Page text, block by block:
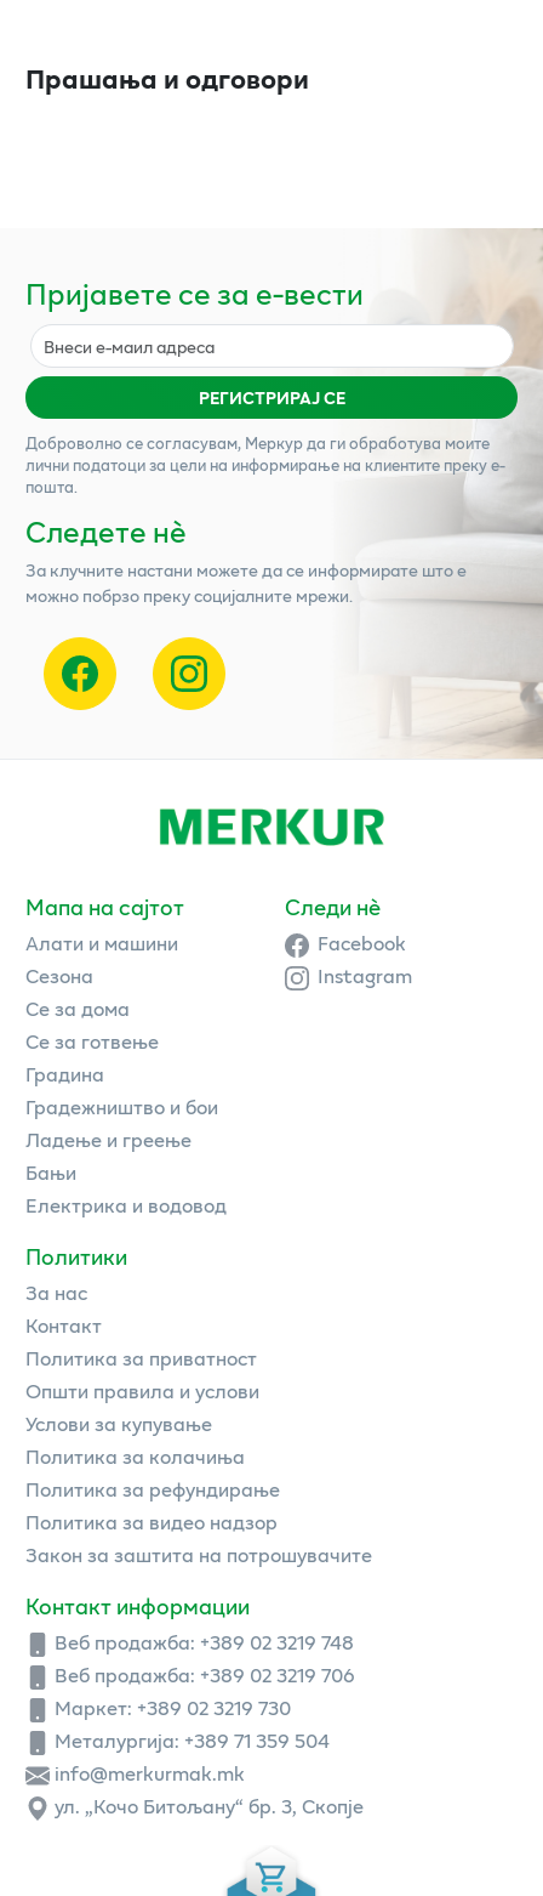
Прашања и одговори
Пријавете се за е-вести
РЕГИСТРИРАЈ СЕ
Доброволно се согласувам, Меркурда ги обработува моите
лични податоци за цели на информирање на клиентите преку е-
пошта.
Следете нѐ
За клучните настани можете да се информирате што е
можно побрзо преку социјалните мрежи.
Мапа на сајтот
Алати и машини
Сезона
Се за дома
Се за готвење
Градина
Градежништво и бои
Ладење и греење
Бањи
Електрика и водовод
Политики
За нас
Контакт
Политика за приватност
Општи правила и услови
Услови за купување
Политика за колачиња
Политика за рефундирање
Политика за видео надзор
Закон за заштита на потрошувачите
Контакт информации
Веб продажба: +389 02 3219 748
Веб продажба: +389 02 3219 706
Маркет: +389 02 3219 730
Металургија: +389 71 359 504
info@merkurmak.mk
ул. „Кочо Битољану“ бр. 3, Скопје
Следи нè
Facebook
Instagram